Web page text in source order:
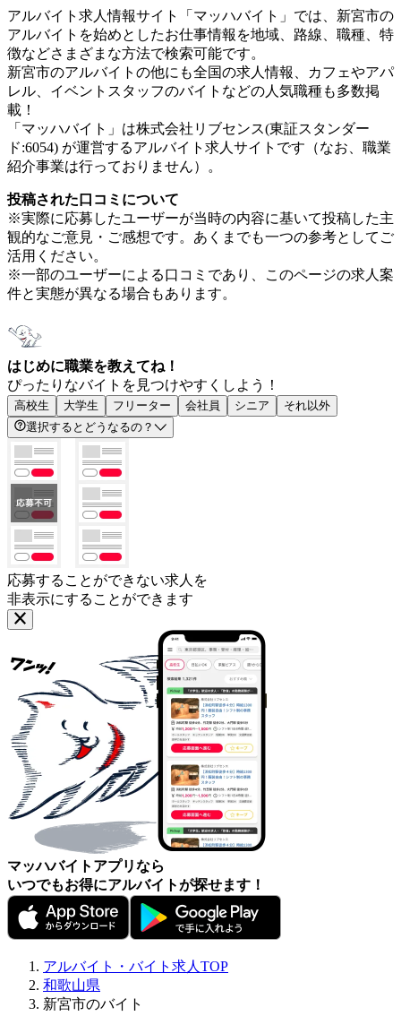
アルバイト求人情報サイト「マッハバイト」では、新宮市の
アルバイトを始めとしたお仕事情報を地域、路線、職種、特
徴などさまざまな方法で検索可能です。
新宮市のアルバイトの他にも全国の求人情報、カフェやアパ
レル、イベントスタッフのバイトなどの人気職種も多数掲
載！
「マッハバイト」は株式会社リブセンス(東証スタンダー
ド:6054) が運営するアルバイト求人サイトです（なお、職業
紹介事業は行っておりません）。
投稿された口コミについて
※実際に応募したユーザーが当時の内容に基いて投稿した主
観的なご意見・ご感想です。あくまでも一つの参考としてご
活用ください。
※一部のユーザーによる口コミであり、このページの求人案
件と実態が異なる場合もあります。
はじめに職業を教えてね！
ぴったりなバイトを見つけやすくしよう！
高校生 大学生 フリーター 会社員 シニア
それ以外
選択するとどうなるの？
応募することができない求人を
非表示にすることができます
マッハバイトアプリなら
いつでもお得にアルバイトが探せます！
アルバイト・バイト求人TOP
和歌山県
新宮市のバイト